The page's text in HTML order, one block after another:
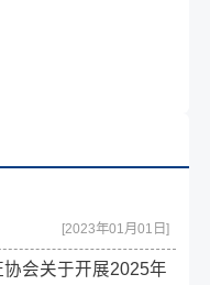
[2023年01月01日]
协会关于开展2025年